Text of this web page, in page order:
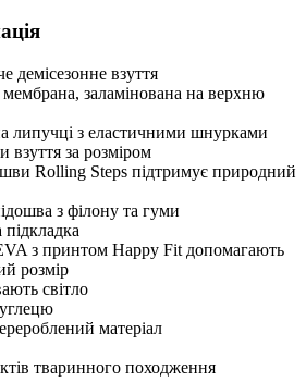
демісезонне взуття
заламінована на верхню
липучці з еластичними шнурками
взуття за розміром
Rolling Steps підтримує природний
з філону та гуми
з принтом Happy Fit допомагають
розмір
світло
матеріал
тваринного походження